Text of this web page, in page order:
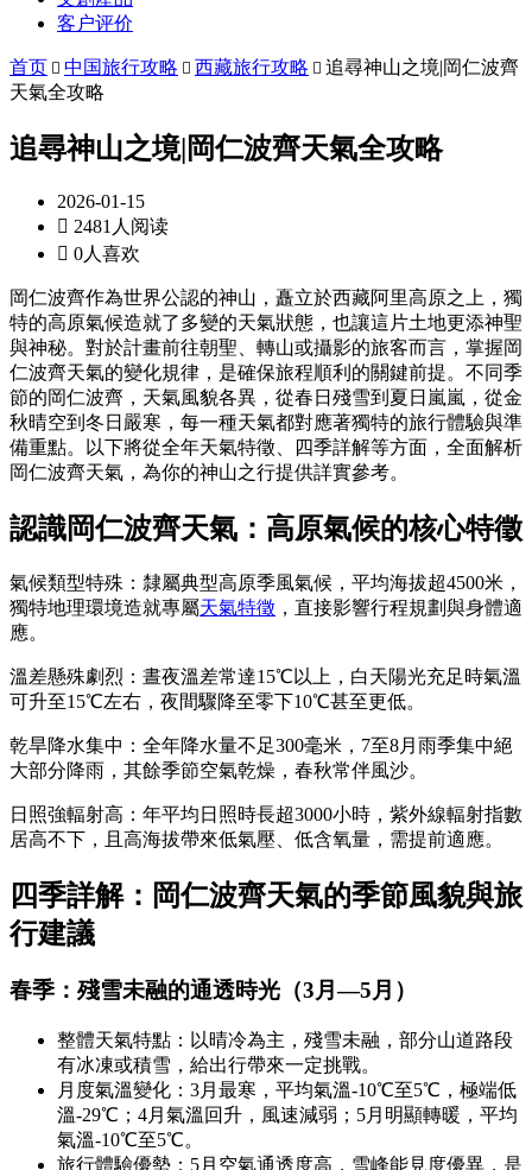
客户评价
首页  中国旅行攻略  西藏旅行攻略  追尋神山之境|岡仁波齊
天氣全攻略
追尋神山之境|岡仁波齊天氣全攻略
2026-01-15
 2481人阅读
 0人喜欢
岡仁波齊作為世界公認的神山，矗立於西藏阿里高原之上，獨
特的高原氣候造就了多變的天氣狀態，也讓這片土地更添神聖
與神秘。對於計畫前往朝聖、轉山或攝影的旅客而言，掌握岡
仁波齊天氣的變化規律，是確保旅程順利的關鍵前提。不同季
節的岡仁波齊，天氣風貌各異，從春日殘雪到夏日嵐嵐，從金
秋晴空到冬日嚴寒，每一種天氣都對應著獨特的旅行體驗與準
備重點。以下將從全年天氣特徵、四季詳解等方面，全面解析
岡仁波齊天氣，為你的神山之行提供詳實參考。
認識岡仁波齊天氣：高原氣候的核心特徵
氣候類型特殊：隸屬典型高原季風氣候，平均海拔超4500米，
獨特地理環境造就專屬天氣特徵 ，直接影響行程規劃與身體適
應。
溫差懸殊劇烈：晝夜溫差常達15℃以上，白天陽光充足時氣溫
可升至15℃左右，夜間驟降至零下10℃甚至更低。
乾旱降水集中：全年降水量不足300毫米，7至8月雨季集中絕
大部分降雨，其餘季節空氣乾燥，春秋常伴風沙。
日照強輻射高：年平均日照時長超3000小時，紫外線輻射指數
居高不下，且高海拔帶來低氣壓、低含氧量，需提前適應。
四季詳解：岡仁波齊天氣的季節風貌與旅
行建議
春季：殘雪未融的通透時光（3月—5月）
整體天氣特點：以晴冷為主，殘雪未融，部分山道路段
有冰凍或積雪，給出行帶來一定挑戰。
月度氣溫變化：3月最寒，平均氣溫-10℃至5℃，極端低
溫-29℃；4月氣溫回升，風速減弱；5月明顯轉暖，平均
氣溫-10℃至5℃。
旅行體驗優勢：5月空氣通透度高，雪峰能見度優異，是